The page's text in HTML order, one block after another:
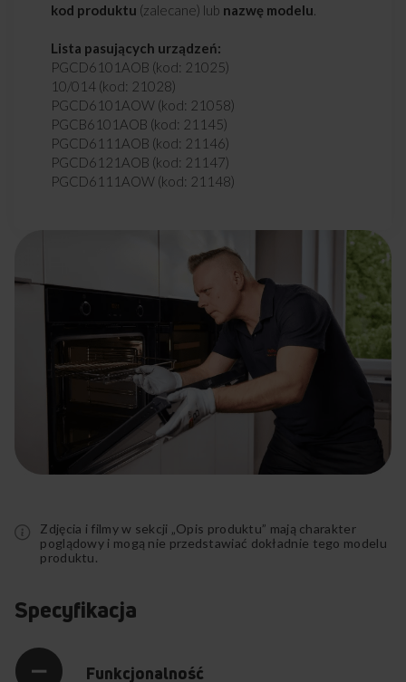
kod produktu (zalecane) lub nazwę modelu
Lista pasujących urządzeń:
PGCD6101AOB (kod: 21025)
10/014 (kod: 21028)
PGCD6101AOW (kod: 21058)
PGCB6101AOB (kod: 21145)
PGCD6111AOB (kod: 21146)
PGCD6121AOB (kod: 21147)
PGCD6111AOW (kod: 21148)
Zdjęcia i filmy w sekcji „Opis produktu” mają charakter
poglądowy i mogą nie przedstawiać dokładnie tego modelu
produktu.
opis
Specyfikacja
Funkcjonalność